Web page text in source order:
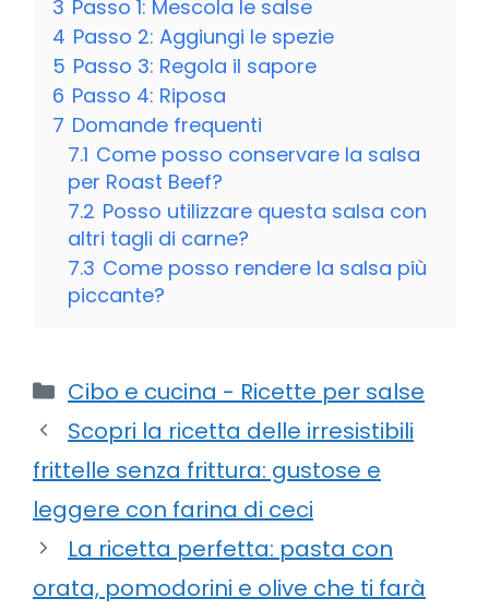
3 Passo 1: Mescola le salse
4 Passo 2: Aggiungi le spezie
5 Passo 3: Regola il sapore
6 Passo 4: Riposa
7 Domande frequenti
7.1 Come posso conservare la salsa
per Roast Beef?
7.2 Posso utilizzare questa salsa con
altri tagli di carne?
7.3 Come posso rendere la salsa più
piccante?
Categorie
Cibo e cucina - Ricette per salse
Scopri la ricetta delle irresistibili
frittelle senza frittura: gustose e
leggere con farina di ceci
La ricetta perfetta: pasta con
orata, pomodorini e olive che ti farà